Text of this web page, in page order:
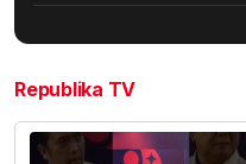
Republika TV